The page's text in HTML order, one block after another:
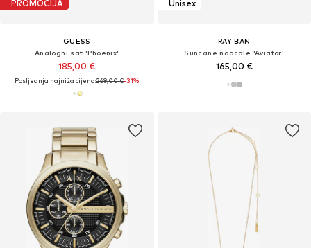
PROMOCIJA
GUESS
Analogni sat 'Phoenix'
185,00 €
Posljednja najniža cijena:269,00 €-31%
Unisex
RAY-BAN
Sunčane naočale 'Aviator'
165,00 €